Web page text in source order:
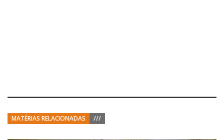
MATÉRIAS RELACIONADAS ///